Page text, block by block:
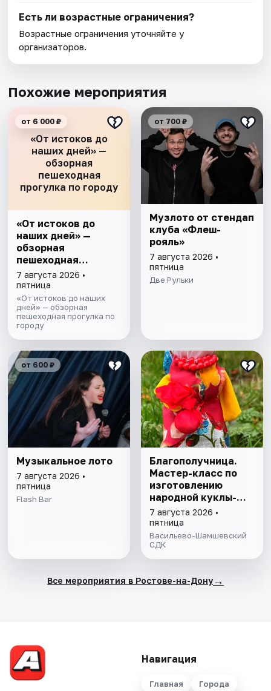
Есть ли возрастные ограничения?
Возрастные ограничения уточняйте у
организаторов.
Похожие мероприятия
«От истоков до
наших дней» —
обзорная
пешеходная
прогулка по городу
от 6 000 ₽
«От истоков до
наших дней» —
обзорная
пешеходная
прогулка по городу
7 августа 2026 •
пятница
«От истоков до наших
дней» — обзорная
пешеходная прогулка по
городу
от 700 ₽
Музлото от стендап
клуба «Флеш-
рояль»
7 августа 2026 •
пятница
Две Рульки
от 600 ₽
Музыкальное лото
7 августа 2026 •
пятница
Flash Bar
Благополучница.
Мастер-класс по
изготовлению
народной куклы-
оберега
7 августа 2026 •
пятница
Васильево-Шамшевский
СДК
Все мероприятия в Ростове-на-Дону→
Навигация
Главная Города